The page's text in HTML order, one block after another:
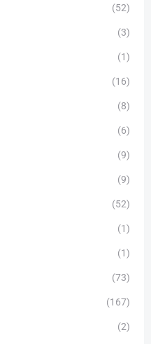
(52)
(3)
(1)
(16)
(8)
(6)
(9)
(9)
(52)
(1)
(1)
(73)
(167)
(2)